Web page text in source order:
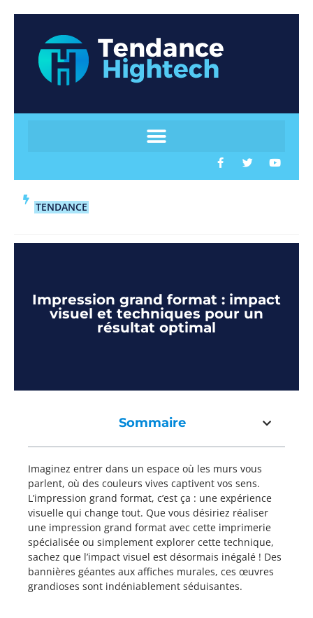
TENDANCE
Impression grand format : impact
visuel et techniques pour un
résultat optimal
Sommaire
Imaginez entrer dans un espace où les murs vous
parlent, où des couleurs vives captivent vos sens.
L’impression grand format, c’est ça : une expérience
visuelle qui change tout. Que vous désiriez réaliser
une impression grand format avec cette imprimerie
spécialisée ou simplement explorer cette technique,
sachez que l’impact visuel est désormais inégalé ! Des
bannières géantes aux affiches murales, ces œuvres
grandioses sont indéniablement séduisantes.